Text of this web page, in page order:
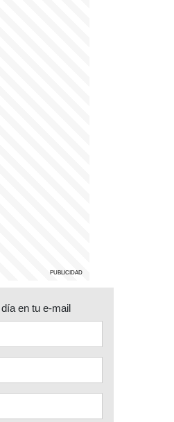
en tu e-mail